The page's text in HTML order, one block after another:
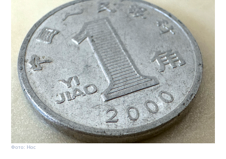
Фото: Нос